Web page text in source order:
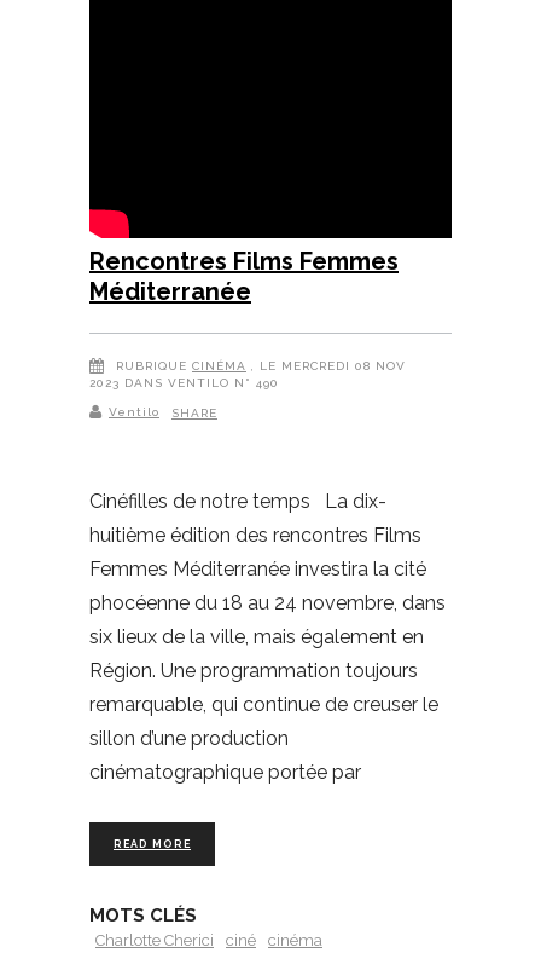
Rencontres Films Femmes
Méditerranée
RUBRIQUE CINÉMA , LE MERCREDI 08 NOV
2023 DANS VENTILO N° 490
Ventilo SHARE
Cinéfilles de notre temps La dix-
huitième édition des rencontres Films
Femmes Méditerranée investira la cité
phocéenne du 18 au 24 novembre, dans
six lieux de la ville, mais également en
Région. Une programmation toujours
remarquable, qui continue de creuser le
sillon d’une production
cinématographique portée par
READ MORE
MOTS CLÉS
Charlotte Cherici ciné
cinéma